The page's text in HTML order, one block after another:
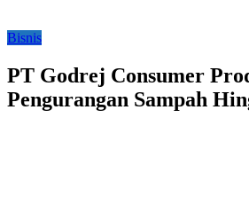
Bisnis
PT Godrej Consumer
Pengurangan Sampah